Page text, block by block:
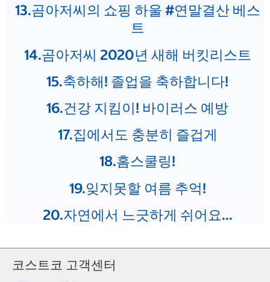
13.곰아저씨의 쇼핑 하울 #연말결산 베스
트
14.곰아저씨 2020년 새해 버킷리스트
15.축하해! 졸업을 축하합니다!
16.건강 지킴이! 바이러스 예방
17.집에서도 충분히 즐겁게
18.홈스쿨링!
19.잊지못할 여름 추억!
20.자연에서 느긋하게 쉬어요...
코스트코 고객센터